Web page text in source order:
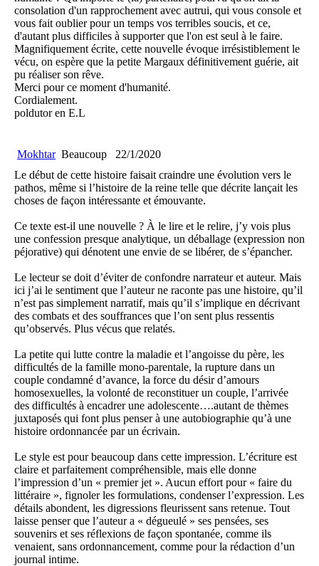
consolation d'un rapprochement avec autrui, qui vous console et
vous fait oublier pour un temps vos terribles soucis, et ce,
d'autant plus difficiles à supporter que l'on est seul à le faire.
Magnifiquement écrite, cette nouvelle évoque irrésistiblement le
vécu, on espère que la petite Margaux définitivement guérie, ait
pu réaliser son rêve.
Merci pour ce moment d'humanité.
Cordialement.
poldutor en E.L
Mokhtar Beaucoup
22/1/2020
Le début de cette histoire faisait craindre une évolution vers le
pathos, même si l’histoire de la reine telle que décrite lançait les
choses de façon intéressante et émouvante.
Ce texte est-il une nouvelle ? À le lire et le relire, j’y vois plus
une confession presque analytique, un déballage (expression non
péjorative) qui dénotent une envie de se libérer, de s’épancher.
Le lecteur se doit d’éviter de confondre narrateur et auteur. Mais
ici j’ai le sentiment que l’auteur ne raconte pas une histoire, qu’il
n’est pas simplement narratif, mais qu’il s’implique en décrivant
des combats et des souffrances que l’on sent plus ressentis
qu’observés. Plus vécus que relatés.
La petite qui lutte contre la maladie et l’angoisse du père, les
difficultés de la famille mono-parentale, la rupture dans un
couple condamné d’avance, la force du désir d’amours
homosexuelles, la volonté de reconstituer un couple, l’arrivée
des difficultés à encadrer une adolescente….autant de thèmes
juxtaposés qui font plus penser à une autobiographie qu’à une
histoire ordonnancée par un écrivain.
Le style est pour beaucoup dans cette impression. L’écriture est
claire et parfaitement compréhensible, mais elle donne
l’impression d’un « premier jet ». Aucun effort pour « faire du
littéraire », fignoler les formulations, condenser l’expression. Les
détails abondent, les digressions fleurissent sans retenue. Tout
laisse penser que l’auteur a « dégueulé » ses pensées, ses
souvenirs et ses réflexions de façon spontanée, comme ils
venaient, sans ordonnancement, comme pour la rédaction d’un
journal intime.